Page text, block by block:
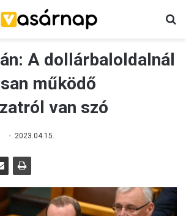
A dollárbaloldalnál
működő
van szó
n
2023.04.15.